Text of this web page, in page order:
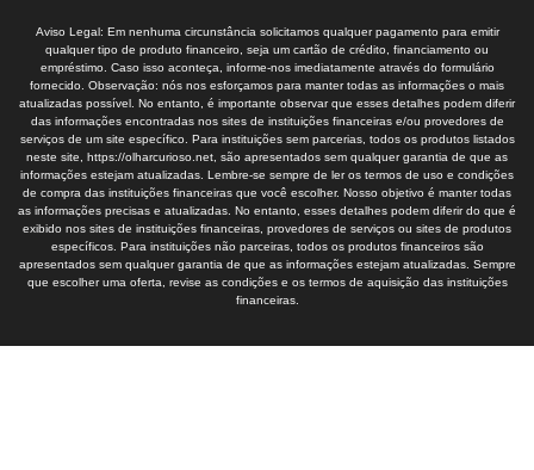
Aviso Legal: Em nenhuma circunstância solicitamos qualquer pagamento para emitir
qualquer tipo de produto financeiro, seja um cartão de crédito, financiamento ou
empréstimo. Caso isso aconteça, informe-nos imediatamente através do formulário
fornecido. Observação: nós nos esforçamos para manter todas as informações o mais
atualizadas possível. No entanto, é importante observar que esses detalhes podem diferir
das informações encontradas nos sites de instituições financeiras e/ou provedores de
serviços de um site específico. Para instituições sem parcerias, todos os produtos listados
neste site, https://olharcurioso.net, são apresentados sem qualquer garantia de que as
informações estejam atualizadas. Lembre-se sempre de ler os termos de uso e condições
de compra das instituições financeiras que você escolher. Nosso objetivo é manter todas
as informações precisas e atualizadas. No entanto, esses detalhes podem diferir do que é
exibido nos sites de instituições financeiras, provedores de serviços ou sites de produtos
específicos. Para instituições não parceiras, todos os produtos financeiros são
apresentados sem qualquer garantia de que as informações estejam atualizadas. Sempre
que escolher uma oferta, revise as condições e os termos de aquisição das instituições
financeiras.